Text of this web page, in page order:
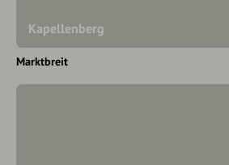
Kapellenberg
Marktbreit